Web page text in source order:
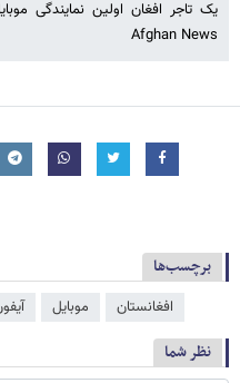
یک تاجر افغان اولین نمایندگی
Afghan News
برچسب‌ها
افغانستان موبایل
نظر شما